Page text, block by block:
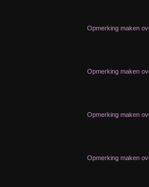
Opmerking maken
Opmerking maken
Opmerking maken
Opmerking maken